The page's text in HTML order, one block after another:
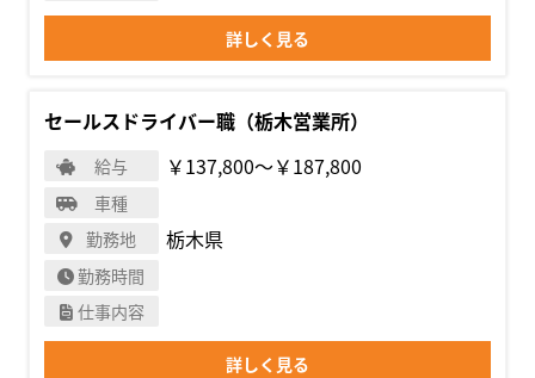
詳しく見る
セールスドライバー職（栃木営業所）
給与 ￥137,800〜￥187,800
車種
勤務地
栃木県
勤務時間
仕事内容
詳しく見る